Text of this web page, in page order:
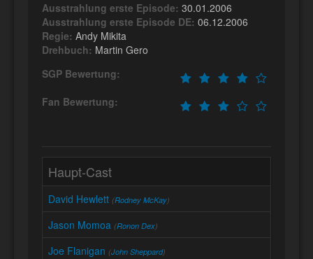
Ausstrahlung erste Episode: 30.01.2006
Ausstrahlung erste Episode DE: 06.12.2006
Regie: Andy Mikita
Drehbuch: Martin Gero
SGP Bewertung:
Fan Bewertung:
Haupt-Cast
David Hewlett (Rodney McKay)
Jason Momoa (Ronon Dex)
Joe Flanigan (John Sheppard)